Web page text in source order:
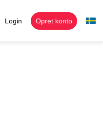
Login Opret konto